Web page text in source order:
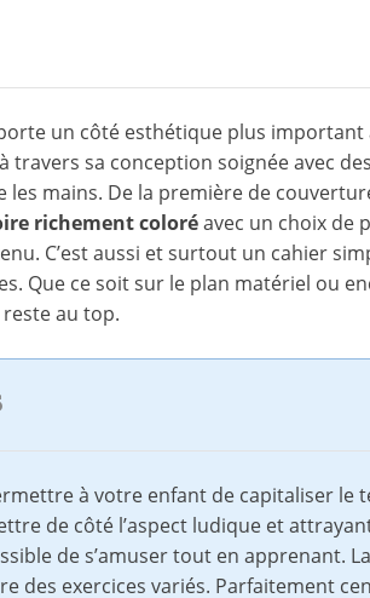
un côté esthétique plus important
sa conception soignée avec
les mains. De la première de
richement coloréavec un choix de
C’est aussi et surtout un cahier
Que ce soit sur le plan matériel ou
au top.
à votre enfant de capitaliser le
de côté l’aspect ludique et
de s’amuser tout en apprenant. La
des exercices variés. Parfaitement